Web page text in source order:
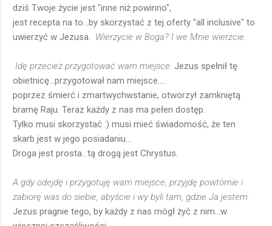
dziś Twoje życie jest "inne niż powinno",
jest recepta na to...by skorzystać z tej oferty "all inclusive" to
uwierzyć w Jezusa. Wierzycie w Boga? I we Mnie wierzcie.
Idę przecież przygotować wam miejsce. Jezus spełnił tę
obietnicę...przygotował nam miejsce....
poprzez śmierć i zmartwychwstanie, otworzył zamkniętą
bramę Raju. Teraz każdy z nas ma pełen dostęp.
Tylko musi skorzystać :) musi mieć świadomość, że ten
skarb jest w jego posiadaniu...
Droga jest prosta...tą drogą jest Chrystus.
A gdy odejdę i przygotuję wam miejsce, przyjdę powtórnie i
zabiorę was do siebie, abyście i wy byli tam, gdzie Ja jestem.
Jezus pragnie tego, by każdy z nas mógł żyć z nim...w